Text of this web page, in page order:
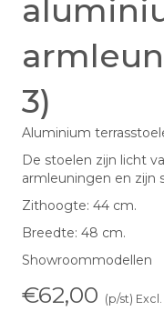
3)
Aluminium
De stoelen zijn licht
armleuningen en zijn
Zithoogte: 44 cm.
Breedte: 48 cm.
Showroommodellen
€62,00 (p/st)